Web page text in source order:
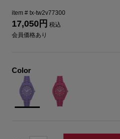
tx-tw2v77300
17,050
税込
会員価格あり
Color